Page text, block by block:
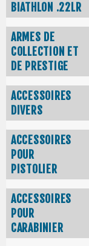
BIATHLON .22LR
ARMES DE
COLLECTION ET
DE PRESTIGE
ACCESSOIRES
DIVERS
ACCESSOIRES
POUR
PISTOLIER
ACCESSOIRES
POUR
CARABINIER